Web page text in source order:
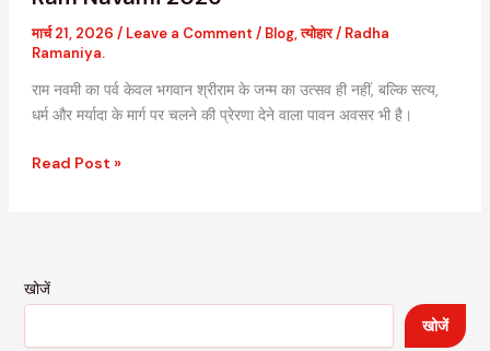
मार्च 21, 2026 / Leave a Comment / Blog,त्योहार/ Radha
Ramaniya.
राम नवमी का पर्व केवल भगवान श्रीराम के जन्म का उत्सव ही नहीं, बल्कि सत्य,
धर्म और मर्यादा के मार्ग पर चलने की प्रेरणा देने वाला पावन अवसर भी है।
Read Post »
खोजें
खोजें